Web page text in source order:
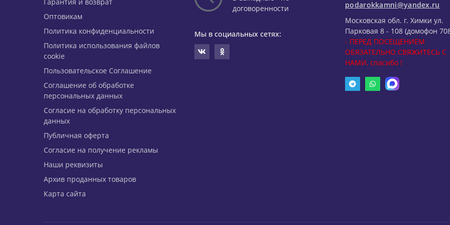
Оптовикам
Политика конфиденциальности
Политика использования файлов
cookie
Пользовательское Соглашение
Соглашение об обработке
персональных данных
Согласие на обработку персональных
данных
Публичная оферта
Согласие на получение рекламы
Наши реквизиты
Архив проданных товаров
Карта сайта
договоренности
Мы в социальных сетях:
podarokkamni@yandex.ru
Московская обл. г. Химки ул.
Парковая 8 - 108 (домофон
- ПЕРЕД ПОСЕЩЕНИЕМ
ОБЯЗАТЕЛЬНО СВЯЖИТЕСЬ С
НАМИ, спасибо !